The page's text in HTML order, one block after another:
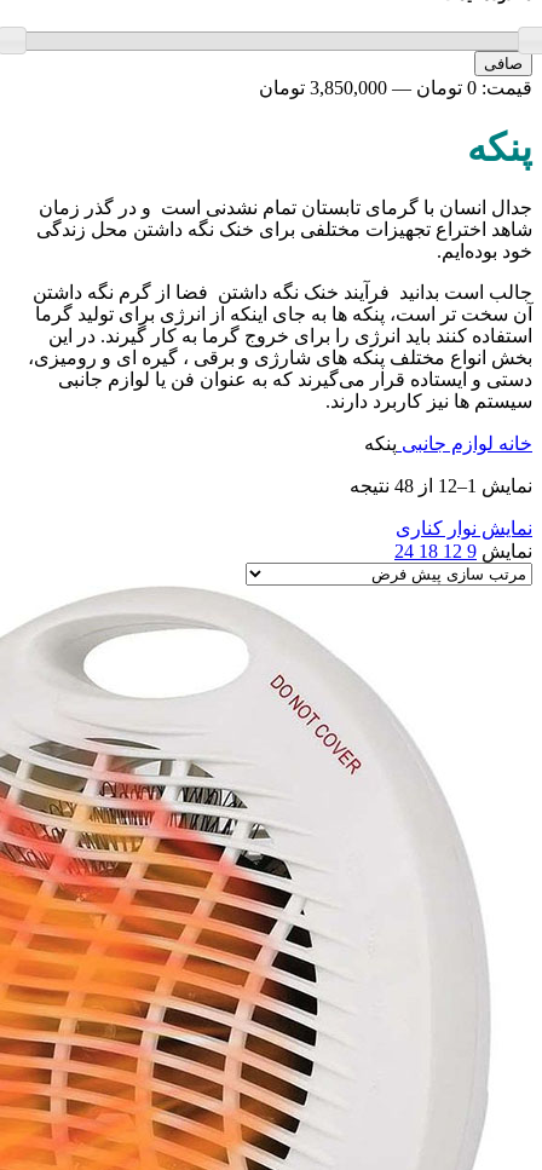
حداقل
قیمت
حداكثر
قيمت
صافی
قيمت: 0 تومان — 3,850,000 تومان
پنکه
جدال انسان با گرمای تابستان تمام نشدنی است و در گذر زمان
شاهد اختراع تجهیزات مختلفی برای خنک نگه داشتن محل زندگی
خود بوده‌ایم.
جالب است بدانید فرآیند خنک نگه داشتن فضا از گرم نگه داشتن
آن سخت‌ تر است، پنکه ها به جای اینکه از انرژی برای تولید گرما
استفاده کنند باید انرژی را برای خروج گرما به کار گیرند. در این
بخش انواع مختلف پنکه های شارژی و برقی ، گیره ای و رومیزی،
دستی و ایستاده قرار می‌گیرند که به عنوان فن یا لوازم جانبی
سیستم ها نیز کاربرد دارند.
خانه لوازم جانبی پنکه
نمایش 1–12 از 48 نتیجه
نمایش نوار کناری
نمایش 9
12
18
24